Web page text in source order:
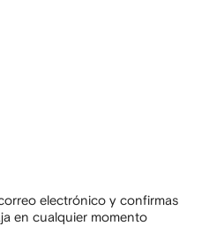
electrónico y confirmas
en cualquier momento